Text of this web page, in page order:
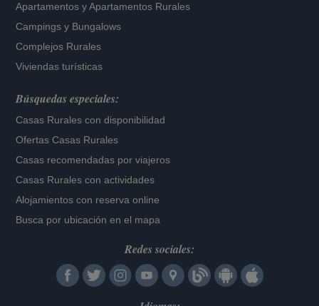
Apartamentos yApartamentos Rurales
Campings y Bungalows
Complejos Rurales
Viviendas turísticas
Búsquedas especiales:
Casas Rurales con disponibilidad
Ofertas Casas Rurales
Casas recomendadas por viajeros
Casas Rurales con actividades
Alojamientos con reserva online
Busca por ubicación en el mapa
Redes sociales: